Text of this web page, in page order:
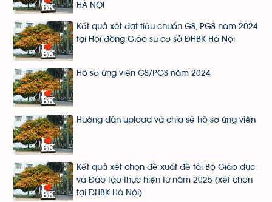
HÀ NỘI
Kết quả xét đạt tiêu chuẩn GS, PGS năm 2024
tại Hội đồng Giáo sư cơ sở ĐHBK Hà Nội
Hồ sơ ứng viên GS/PGS năm 2024
Hướng dẫn upload và chia sẻ hồ sơ ứng viên
Kết quả xét chọn đề xuất đề tài Bộ Giáo dục
và Đào tạo thực hiện từ năm 2025 (xét chọn
tại ĐHBK Hà Nội)